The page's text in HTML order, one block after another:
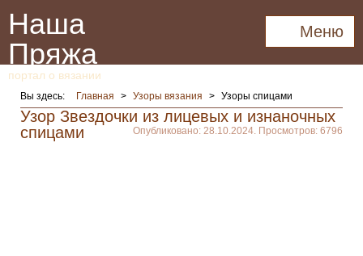
Наша
Пряжа
портал о вязании
Меню
Вы здесь: Главная > Узоры вязания > Узоры спицами
Узор Звездочки из лицевых и изнаночных
спицами
Опубликовано: 28.10.2024. Просмотров: 6796